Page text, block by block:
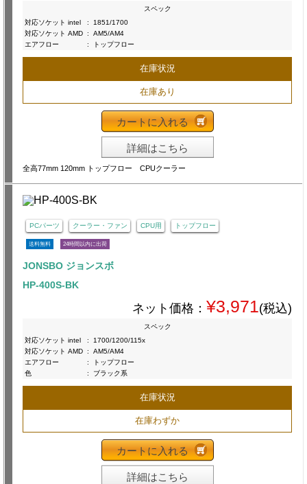
スペック
対応ソケット intel
:
1851/1700
対応ソケット AMD :
AM5/AM4
エアフロー
: トップフロー
在庫状況
在庫あり
カートに入れる
詳細はこちら
全高77mm 120mm トップフロー CPUクーラー
PCパーツ クーラー・ファン CPU用 トップフロー
送料無料 24時間以内に出荷
JONSBO ジョンスボ
HP-400S-BK
ネット価格： ¥3,971(税込)
スペック
対応ソケット intel
:
1700/1200/115x
対応ソケット AMD :
AM5/AM4
エアフロー
:
トップフロー
色
: ブラック系
在庫状況
在庫わずか
カートに入れる
詳細はこちら